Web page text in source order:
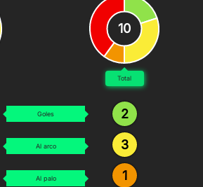
10
Total
2
3
1
Goles
Al arco
Al palo